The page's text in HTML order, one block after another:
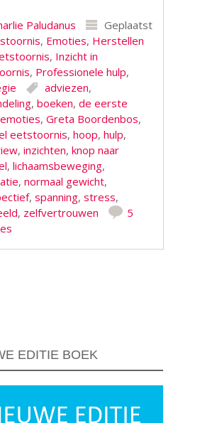
Paludanus
Geplaatst
, Emoties, Herstellen
, Inzicht in
, Professionele hulp,
adviezen,
,boeken,de eerste
emoties,Greta Boordenbos,
eetstoornis,hoop,hulp,
,inzichten,knop naar
,lichaamsbeweging,
,normaal gewicht,
,spanning,stress,
, zelfvertrouwen
5
EDITIE BOEK